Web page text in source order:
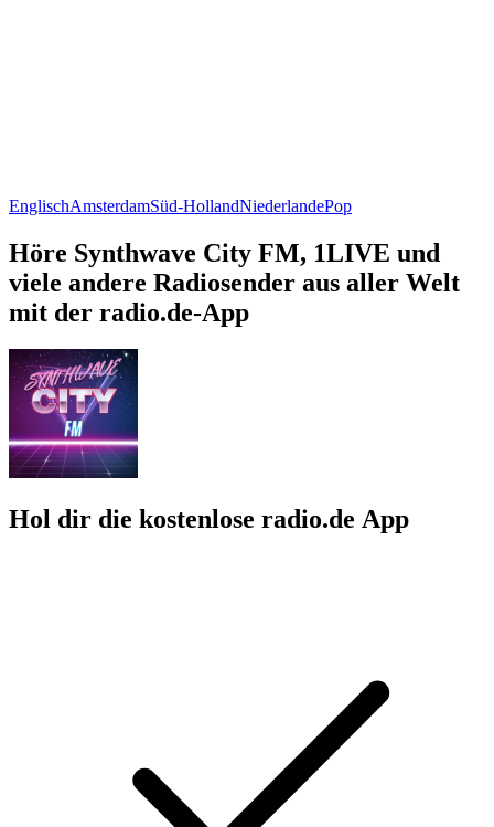
EnglischAmsterdamSüd-HollandNiederlandePop
Höre Synthwave City FM, 1LIVE und
viele andere Radiosender aus aller Welt
mit der radio.de-App
Hol dir die kostenlose radio.de App